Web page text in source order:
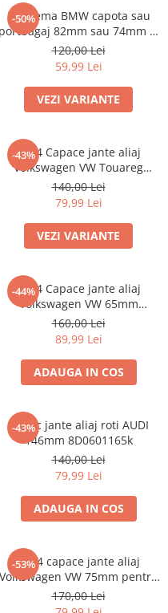
-50%
Emblema BMW capota sau
portbagaj 82mm sau 74mm (8
132375 05)
120,00 Lei
59,99 Lei
VEZI VARIANTE
-43%
Set 4 Capace jante aliaj
Volkswagen VW Touareg
7L6601149
140,00 Lei
79,99 Lei
VEZI VARIANTE
-44%
Set 4 Capace jante aliaj
Volkswagen VW 65mm
5H0601171
160,00 Lei
89,99 Lei
ADAUGA IN COS
-43%
Capac jante aliaj roti AUDI
146mm 8D0601165k
140,00 Lei
79,99 Lei
ADAUGA IN COS
-53%
Set 4 capace jante aliaj
Volkswagen VW 75mm pentru
jante originale Mercedes
A1714000025
170,00 Lei